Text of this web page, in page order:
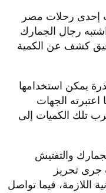
إحدى رحلات مصر
رجال الجمارك
كشف عن الكمية
يمكن استخدامها
الجهات
تلك الكميات إلى
والتفتيش
جرى تحريز
اللازمة، فيما تواصل